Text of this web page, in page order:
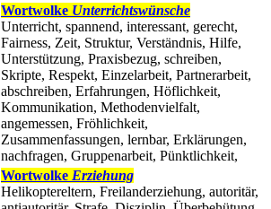
Wortwolke Unterrichtswünsche
Unterricht, spannend, interessant, gerecht,
Fairness, Zeit, Struktur, Verständnis, Hilfe,
Unterstützung, Praxisbezug, schreiben,
Skripte, Respekt, Einzelarbeit, Partnerarbeit,
abschreiben, Erfahrungen, Höflichkeit,
Kommunikation, Methodenvielfalt,
angemessen, Fröhlichkeit,
Zusammenfassungen, lernbar, Erklärungen,
nachfragen, Gruppenarbeit, Pünktlichkeit,
Wortwolke Erziehung
Helikoptereltern, Freilanderziehung, autoritär,